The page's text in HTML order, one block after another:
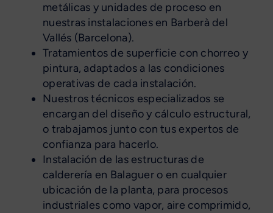
metálicas y unidades de proceso en
nuestras instalaciones en Barberà del
Vallés (Barcelona).
Tratamientos de superficie con chorreo y
pintura, adaptados a las condiciones
operativas de cada instalación.
Nuestros técnicos especializados se
encargan del diseño y cálculo estructural,
o trabajamos junto con tus expertos de
confianza para hacerlo.
Instalación de las estructuras de
calderería en Balaguer o en cualquier
ubicación de la planta, para procesos
industriales como vapor, aire comprimido,